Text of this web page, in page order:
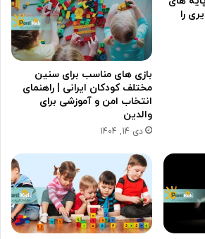
را
بازی های مناسب برای سنین
مختلف کودکان ایرانی | راهنمای
انتخاب امن و آموزشی برای
والدین
دی 14, 1404